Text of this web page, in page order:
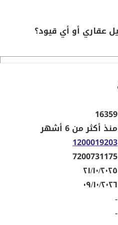
عقاري أو أي قيود؟
16359
منذ أكثر من 6 أشهر
1200019203
7200731175
٢١/١٠/٢٠٢٥
٠٩/١٠/٢٠٢٦
-
-